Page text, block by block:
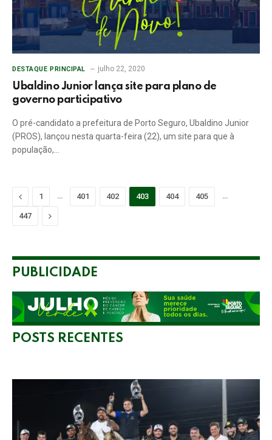
DESTAQUE PRINCIPAL julho 22, 2020
Ubaldino Junior lança site para plano de
governo participativo
O pré-candidato a prefeitura de Porto Seguro, Ubaldino Junior
(PROS), lançou nesta quarta-feira (22), um site para que à
população,…
Previous
1 … 401 402 403 404 405 …
447 Next
PUBLICIDADE
POSTS RECENTES